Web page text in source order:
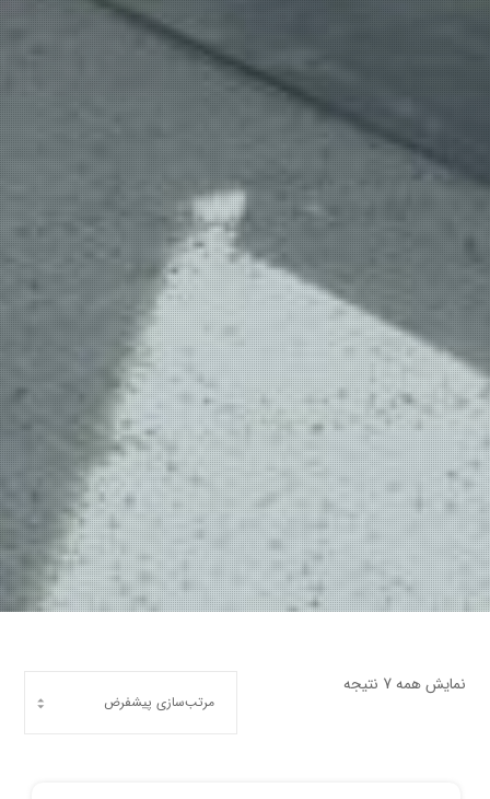
نمایش همه 7 نتیجه